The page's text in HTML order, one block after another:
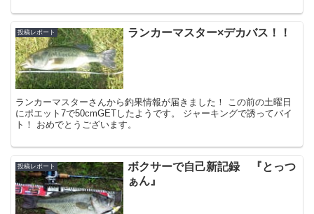
投稿レポート ランカーマスター×デカバス！！
ランカーマスターさんから釣果情報が届きました！ この前の土曜日
にポエット7で50cmGETしたようです。 ジャーキングで誘ってバイ
ト！ おめでとうございます。
投稿レポート
ボクサーで自己新記録 『とっつ
ぁん』